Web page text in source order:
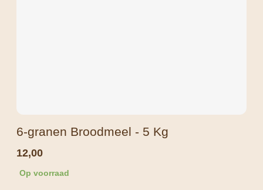
6-granen Broodmeel - 5 Kg
12,00
Op voorraad